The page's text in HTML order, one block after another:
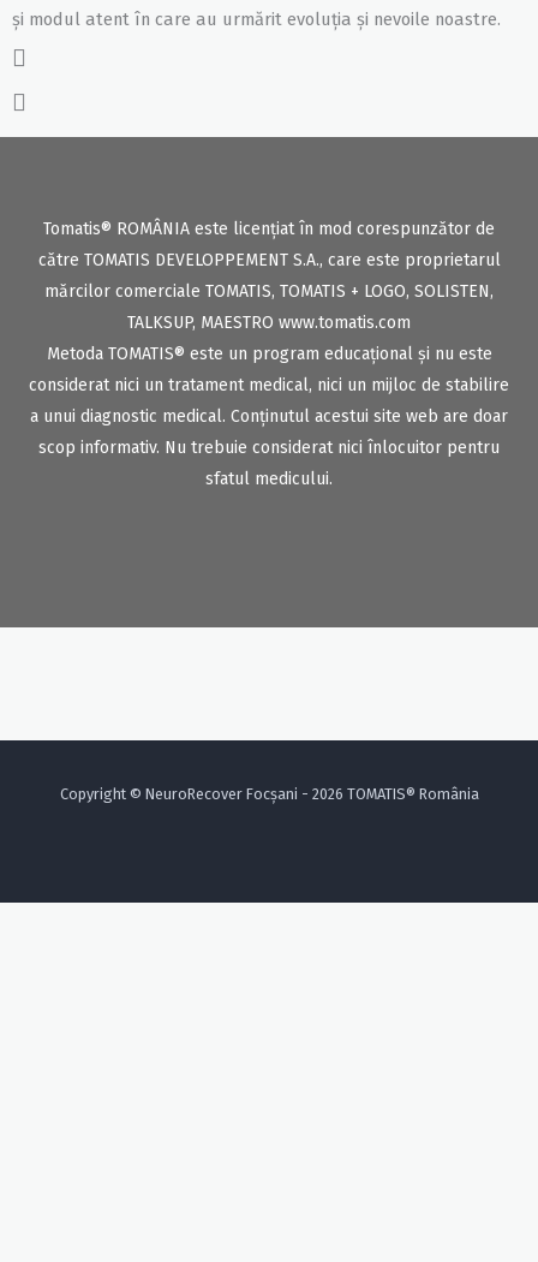
și modul atent în care au urmărit evoluția și nevoile noastre.
Tomatis® ROMÂNIA este licențiat în mod corespunzător de
către TOMATIS DEVELOPPEMENT S.A., care este proprietarul
mărcilor comerciale TOMATIS, TOMATIS + LOGO, SOLISTEN,
TALKSUP, MAESTRO www.tomatis.com
Metoda TOMATIS® este un program educațional și nu este
considerat nici un tratament medical, nici un mijloc de stabilire
a unui diagnostic medical. Conținutul acestui site web are doar
scop informativ. Nu trebuie considerat nici înlocuitor pentru
sfatul medicului.
Copyright © NeuroRecover Focșani - 2026 TOMATIS® România